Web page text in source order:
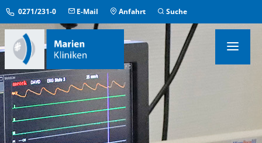
0271/231-0 E-Mail Anfahrt Suche
KLINIKEN & INSTITUTE
MEDIZINISCHE ZENTREN
ÜBERGREIFENDE EINRICHTUNGEN